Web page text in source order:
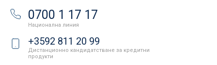
0700 1 17 17
Национална линия
+3592 811 20 99
Дистанционно кандидатстване за кредитни
продукти